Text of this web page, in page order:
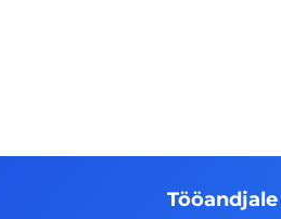
Tööandjale